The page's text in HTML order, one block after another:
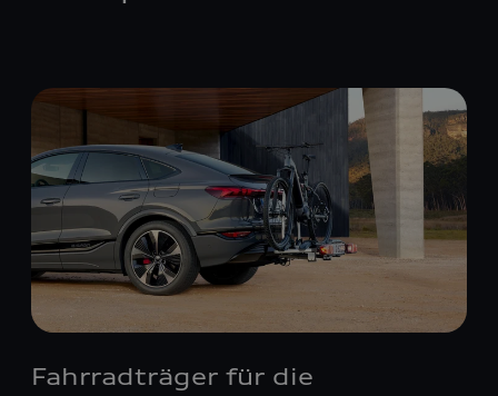
Fahrradträger für die